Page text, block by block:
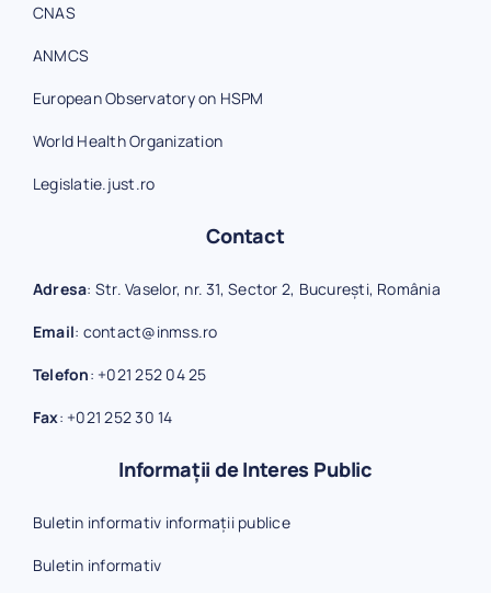
CNAS
ANMCS
European Observatory on HSPM
World Health Organization
Legislatie.just.ro
Contact
Adresa: Str. Vaselor, nr. 31, Sector 2, București, România
Email: contact@inmss.ro
Telefon: +021 252 04 25
Fax: +021 252 30 14
Informații de Interes Public
Buletin informativ informații publice
Buletin informativ